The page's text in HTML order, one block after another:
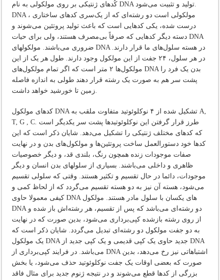
کُدهای ژنتیکی بر روی مولکولی به نام DNA تولید و تثبیت می‌شود.
DNA ، مولکولی است دو رشته‌ای که از یک‌سری کدهای ساختاری
درست شده، یکی کدهایی است که باعث تولید پروتئین می‌شوند و
دسته دیگر کدهایی که صرفاً بی‌مصرف هستند، ولی برای حیات DNA
ضروری می‌باشند. مولکولهای DNA در هسته سلول‌های ما قرار دارند.
در هر سلول، ۲۴ جفت از این مولکول وجود دارند. طول هر یک از این
مولکول‌ها ۲ متر است که اگر تمام مولکول‌های DNA بدن یک فرد را
پشت سر هم به صورت یک رشته قرار دهند طولی به اندازه فاصله
زمین تا خورشید خواهد داشت.
کدهای مولکول DNA تشکیل شده از ۴ نوکلوئوتید متفاوت ملقب به A,
T, G , C. طرز قرار گرفتن این نوکلوئوتیدها پشت سر یکدیگر است
که کدهای مختلف ژنتیکی را تشکیل می‌دهد. شایان ذکر است که این
کدها خود دستورالعمل ساخت پروتئین‌ها و مولکول‌های بدن و در نهایت
صفات موجودات زنده همچون رنگ، بلندی قد، و دیگر خصوصیات
ظاهری و داخلی می‌باشند. بسیاری از سلولهای بدن انسان و دیگر
موجودات، دائما در حال تقسیم و تکثیر هستند. وقتی که سلولی تقسیم
می‌شود، هسته آن نیز به دو هسته تقسیم می‌گردد که از لحاظ کمی و
کیفی معمولا حاوی DNA های یکسان با سلول مادر هستند. مولکول
DNA دو رشته‌ای می‌باشد که پس از تقسیم، هر رشته‌اش باز شده و
از روی رشته باز‌شده کپی‌برداری می‌شود، بدین صورت که در نهایت
به دو جفت مولکول دو رشته‌ای تبدیل می‌گردد. شایان ذکر است که
یک مولکول DNA جدید حاوی یک کپی قدیمی و یک کپی جدید از DNA
می‌باشد. در فرایند کپی‌برداری از DNA اشتباهاتی نیز رخ می‌دهد، بدین
صورت که بعضی اوقات یک جفت نوکلوئوتید حذف می‌شود، یا بخش
بزرگی از کدها قطع می‌شوند و در نتیجه ژنوم جدید برای مثال فاقد